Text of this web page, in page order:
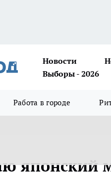
Новости
Выборы - 2026
Работа в городе
японский